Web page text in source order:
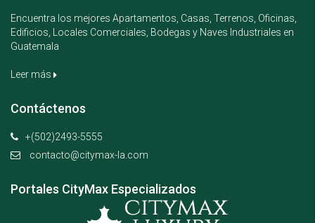
Encuentra los mejores Apartamentos, Casas, Terrenos, Oficinas,
Edificios, Locales Comerciales, Bodegas y Naves Industriales en
Guatemala
Leer más
Contáctenos
+(502)2493-5555
contacto@citymax-la.com
Portales CityMax Especializados